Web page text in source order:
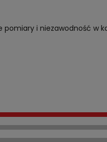
i niezawodność w